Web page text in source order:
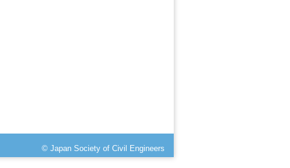
© Japan Society of Civil Engineers